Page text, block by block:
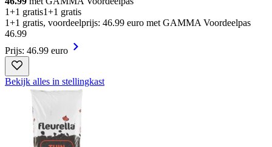
1+1 gratis1+1 gratis
1+1 gratis, voordeelprijs: 46.99 euro met GAMMA Voordeelpas
46.99
Prijs: 46.99 euro
Bekijk alles in stellingkast